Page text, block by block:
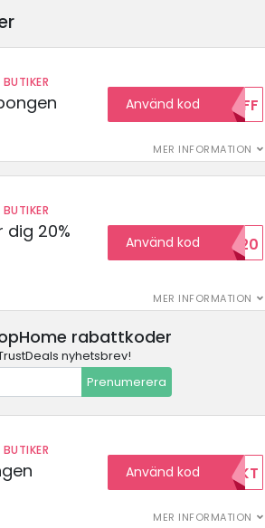
MER INFORMATION
Använd kod 10OFF
20%
MER INFORMATION
Använd kodHELLO20
rabattkoder
nyhetsbrev!
Prenumerera
MER INFORMATION
Använd kodFRIFRAKT